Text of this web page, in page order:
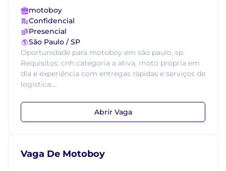
motoboy
Confidencial
Presencial
São Paulo / SP
Oportunidade para motoboy em são paulo, sp.
Requisitos: cnh categoria a ativa, moto própria em
dia e experiência com entregas rápidas e serviços de
logística....
Abrir Vaga
Vaga De Motoboy